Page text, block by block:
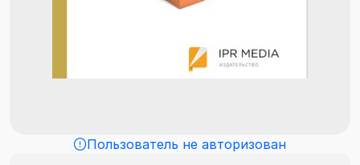
Пользователь не авторизован